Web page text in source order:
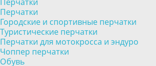
Перчатки
Городские и спортивные перчатки
Туристические перчатки
Перчатки для мотокросса и эндуро
Чоппер перчатки
Обувь